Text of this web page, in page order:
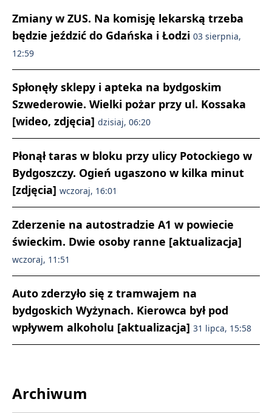
Zmiany w ZUS. Na komisję lekarską trzeba
będzie jeździć do Gdańska i Łodzi 03 sierpnia,
12:59
Spłonęły sklepy i apteka na bydgoskim
Szwederowie. Wielki pożar przy ul. Kossaka
[wideo, zdjęcia] dzisiaj, 06:20
Płonął taras w bloku przy ulicy Potockiego w
Bydgoszczy. Ogień ugaszono w kilka minut
[zdjęcia] wczoraj, 16:01
Zderzenie na autostradzie A1 w powiecie
świeckim. Dwie osoby ranne [aktualizacja]
wczoraj, 11:51
Auto zderzyło się z tramwajem na
bydgoskich Wyżynach. Kierowca był pod
wpływem alkoholu [aktualizacja] 31 lipca, 15:58
Archiwum